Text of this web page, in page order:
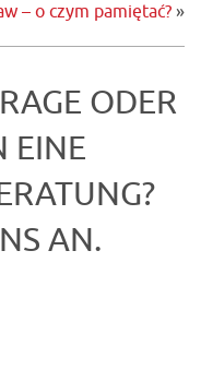
– o czym pamiętać?»
ODER
EINE
AN.